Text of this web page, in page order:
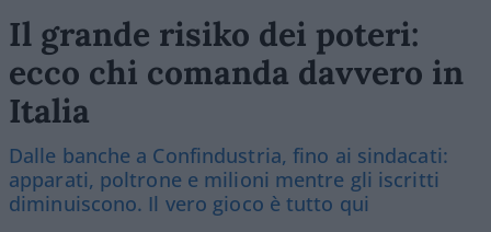
Il grande risiko dei poteri:
ecco chi comanda davvero in
Italia
Dalle banche a Confindustria, fino ai sindacati:
apparati, poltrone e milioni mentre gli iscritti
diminuiscono. Il vero gioco è tutto qui